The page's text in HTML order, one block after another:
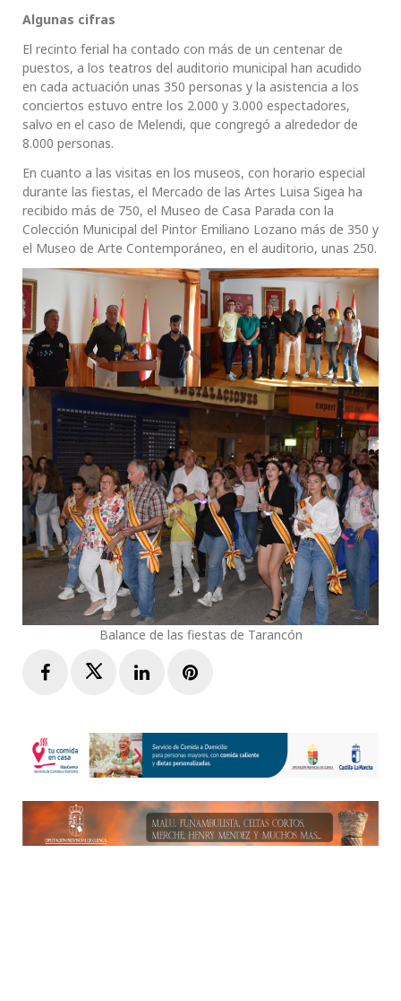
Algunas cifras
El recinto ferial ha contado con más de un centenar de
puestos, a los teatros del auditorio municipal han acudido
en cada actuación unas 350 personas y la asistencia a los
conciertos estuvo entre los 2.000 y 3.000 espectadores,
salvo en el caso de Melendi, que congregó a alrededor de
8.000 personas.
En cuanto a las visitas en los museos, con horario especial
durante las fiestas, el Mercado de las Artes Luisa Sigea ha
recibido más de 750, el Museo de Casa Parada con la
Colección Municipal del Pintor Emiliano Lozano más de 350 y
el Museo de Arte Contemporáneo, en el auditorio, unas 250.
Balance de las fiestas de Tarancón
FacebookTwitterLinkedInPinterest